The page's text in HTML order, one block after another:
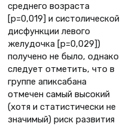
среднего возраста
[p=0,019] и систолической
дисфункции левого
желудочка [p=0,029])
получено не было, однако
следует отметить, что в
группе апиксабана
отмечен самый высокий
(хотя и статистически не
значимый) риск развития